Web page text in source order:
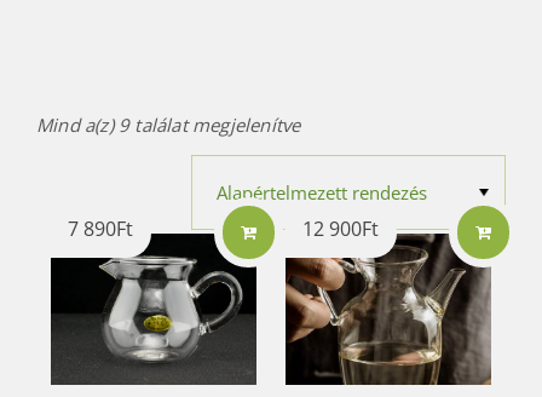
Mind a(z) 9 találat megjelenítve
7 890Ft 12 900Ft